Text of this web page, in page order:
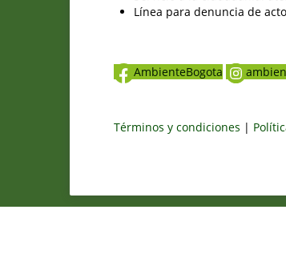
Línea para denuncia de
AmbienteBogota
Términos y condiciones |